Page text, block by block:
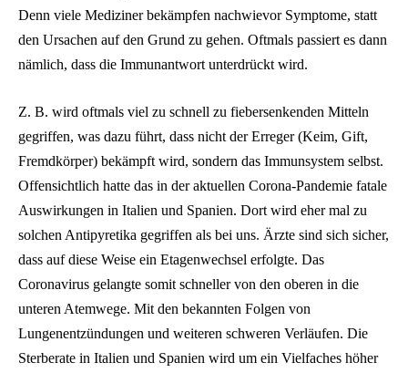
Denn viele Mediziner bekämpfen nachwievor Symptome, statt
den Ursachen auf den Grund zu gehen. Oftmals passiert es dann
nämlich, dass die Immunantwort unterdrückt wird.
Z. B. wird oftmals viel zu schnell zu fiebersenkenden Mitteln
gegriffen, was dazu führt, dass nicht der Erreger (Keim, Gift,
Fremdkörper) bekämpft wird, sondern das Immunsystem selbst.
Offensichtlich hatte das in der aktuellen Corona-Pandemie fatale
Auswirkungen in Italien und Spanien. Dort wird eher mal zu
solchen Antipyretika gegriffen als bei uns. Ärzte sind sich sicher,
dass auf diese Weise ein Etagenwechsel erfolgte. Das
Coronavirus gelangte somit schneller von den oberen in die
unteren Atemwege. Mit den bekannten Folgen von
Lungenentzündungen und weiteren schweren Verläufen. Die
Sterberate in Italien und Spanien wird um ein Vielfaches höher